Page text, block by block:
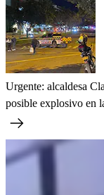
Urgente: alcaldesa
posible explosivo en